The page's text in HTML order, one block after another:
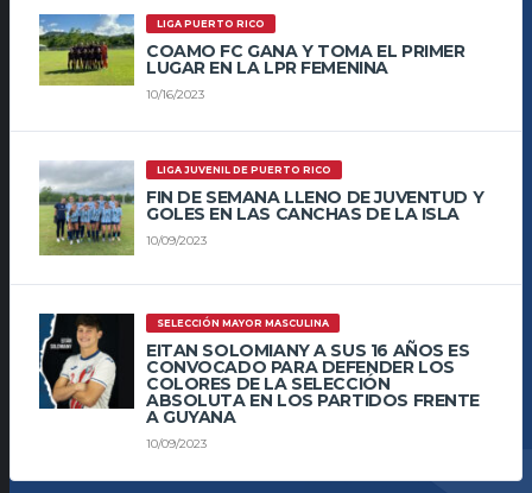
LIGA PUERTO RICO
COAMO FC GANA Y TOMA EL PRIMER
LUGAR EN LA LPR FEMENINA
10/16/2023
LIGA JUVENIL DE PUERTO RICO
FIN DE SEMANA LLENO DE JUVENTUD Y
GOLES EN LAS CANCHAS DE LA ISLA
10/09/2023
SELECCIÓN MAYOR MASCULINA
EITAN SOLOMIANY A SUS 16 AÑOS ES
CONVOCADO PARA DEFENDER LOS
COLORES DE LA SELECCIÓN
ABSOLUTA EN LOS PARTIDOS FRENTE
A GUYANA
10/09/2023